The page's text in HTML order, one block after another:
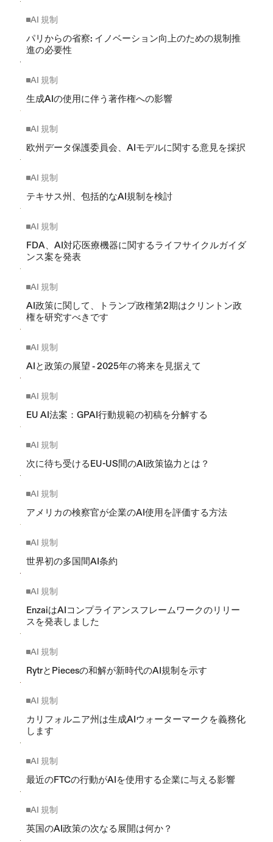
AI 規制
パリからの省察: イノベーション向上のための規制推
進の必要性
AI 規制
生成AIの使用に伴う著作権への影響
AI 規制
欧州データ保護委員会、AIモデルに関する意見を採択
AI 規制
テキサス州、包括的なAI規制を検討
AI 規制
FDA、AI対応医療機器に関するライフサイクルガイダ
ンス案を発表
AI 規制
AI政策に関して、トランプ政権第2期はクリントン政
権を研究すべきです
AI 規制
AIと政策の展望 - 2025年の将来を見据えて
AI 規制
EU AI法案：GPAI行動規範の初稿を分解する
AI 規制
次に待ち受けるEU-US間のAI政策協力とは？
AI 規制
アメリカの検察官が企業のAI使用を評価する方法
AI 規制
世界初の多国間AI条約
AI 規制
EnzaiはAIコンプライアンスフレームワークのリリー
スを発表しました
AI 規制
RytrとPiecesの和解が新時代のAI規制を示す
AI 規制
カリフォルニア州は生成AIウォーターマークを義務化
します
AI 規制
最近のFTCの行動がAIを使用する企業に与える影響
AI 規制
英国のAI政策の次なる展開は何か？